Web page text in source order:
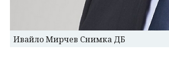
Ивайло Мирчев Снимка ДБ